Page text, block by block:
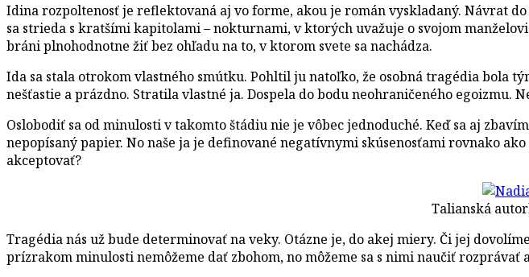
Idina rozpoltenosť je reflektovaná aj vo forme, akou je román vyskladaný. Návrat
sa strieda s kratšími kapitolami – nokturnami, v ktorých uvažuje o svojom
bráni plnohodnotne žiť bez ohľadu na to, v ktorom svete sa nachádza.
Ida sa stala otrokom vlastného smútku. Pohltil ju natoľko, že osobná tragédia bola
nešťastie a prázdno. Stratila vlastné ja. Dospela do bodu neohraničeného
Oslobodiť sa od minulosti v takomto štádiu nie je vôbec jednoduché. Keď sa aj
nepopísaný papier. No naše ja je definované negatívnymi skúsenosťami rovnako
akceptovať?
Talianská
Tragédia nás už bude determinovať na veky. Otázne je, do akej miery. Či jej
prízrakom minulosti nemôžeme dať zbohom, no môžeme sa s nimi naučiť rozprávať